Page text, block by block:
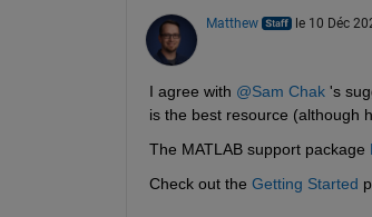
Matthew le 10 Déc
I agree with @Sam Chak 's
is the best resource (although
The MATLAB support package
Check out the Getting Started